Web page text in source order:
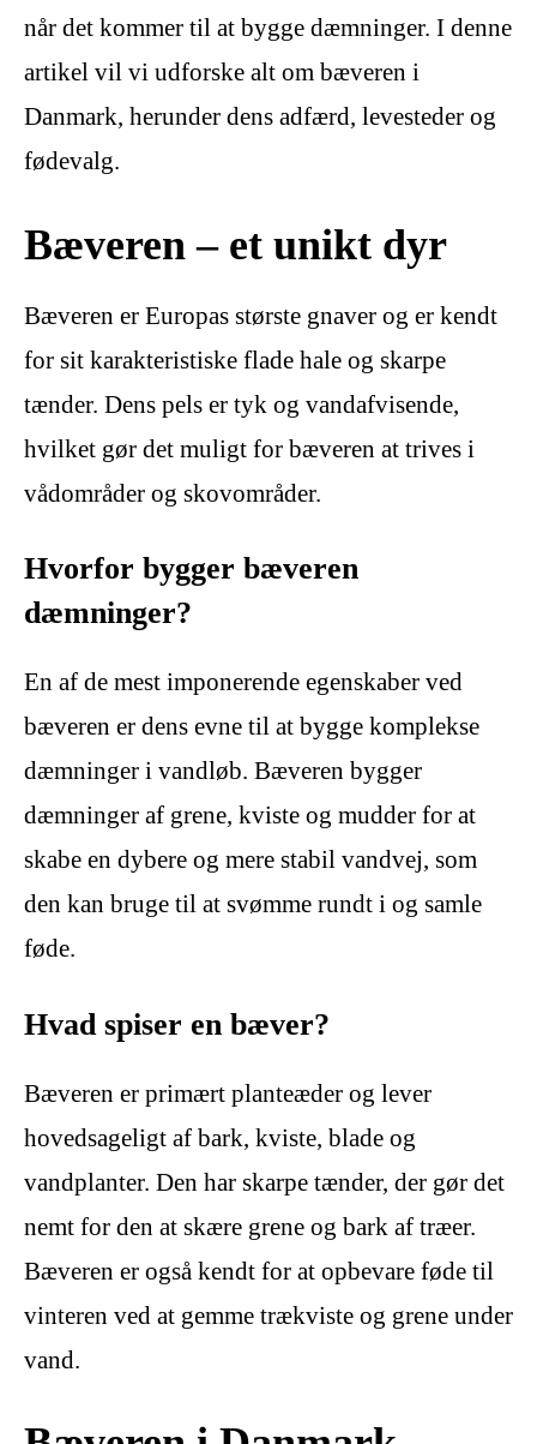
når det kommer til at bygge dæmninger. I denne
artikel vil vi udforske alt om bæveren i
Danmark, herunder dens adfærd, levesteder og
fødevalg.
Bæveren – et unikt dyr
Bæveren er Europas største gnaver og er kendt
for sit karakteristiske flade hale og skarpe
tænder. Dens pels er tyk og vandafvisende,
hvilket gør det muligt for bæveren at trives i
vådområder og skovområder.
Hvorfor bygger bæveren
dæmninger?
En af de mest imponerende egenskaber ved
bæveren er dens evne til at bygge komplekse
dæmninger i vandløb. Bæveren bygger
dæmninger af grene, kviste og mudder for at
skabe en dybere og mere stabil vandvej, som
den kan bruge til at svømme rundt i og samle
føde.
Hvad spiser en bæver?
Bæveren er primært planteæder og lever
hovedsageligt af bark, kviste, blade og
vandplanter. Den har skarpe tænder, der gør det
nemt for den at skære grene og bark af træer.
Bæveren er også kendt for at opbevare føde til
vinteren ved at gemme trækviste og grene under
vand.